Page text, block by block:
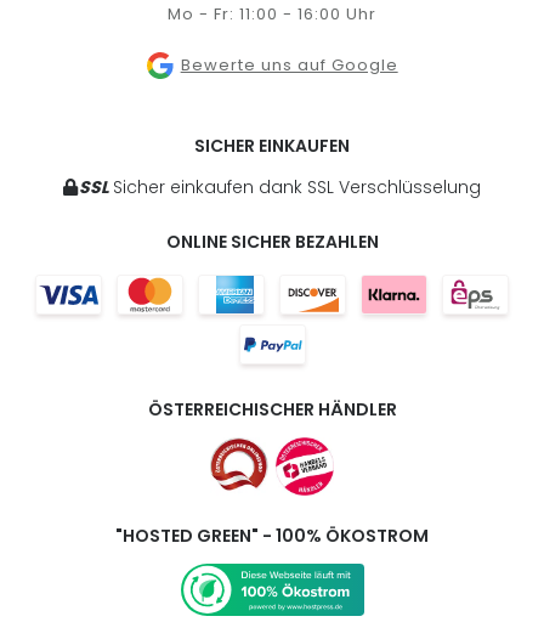
Mo - Fr: 11:00 - 16:00 Uhr
Bewerte uns auf Google
SICHER EINKAUFEN
SSL Sicher einkaufen dank SSL Verschlüsselung
ONLINE SICHER BEZAHLEN
ÖSTERREICHISCHER HÄNDLER
"HOSTED GREEN" - 100% ÖKOSTROM